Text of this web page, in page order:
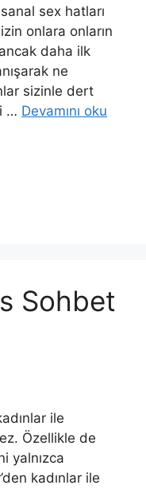
sex hatları
onlara onların
daha ilk
ne
sizinle dert
… Devamını oku
Sohbet
ile
Özellikle de
yalnızca
kadınlar ile